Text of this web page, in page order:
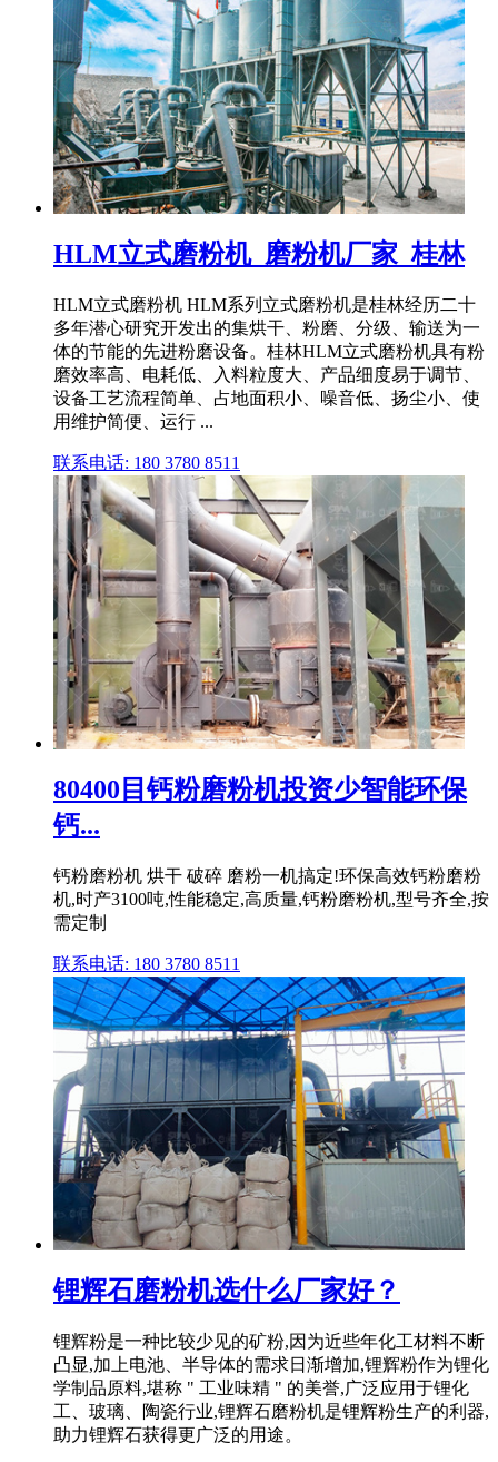
HLM立式磨粉机_磨粉机厂家_桂林
HLM立式磨粉机 HLM系列立式磨粉机是桂林经历二十
多年潜心研究开发出的集烘干、粉磨、分级、输送为一
体的节能的先进粉磨设备。桂林HLM立式磨粉机具有粉
磨效率高、电耗低、入料粒度大、产品细度易于调节、
设备工艺流程简单、占地面积小、噪音低、扬尘小、使
用维护简便、运行 ...
联系电话: 180 3780 8511
80400目钙粉磨粉机投资少智能环保
钙...
钙粉磨粉机 烘干 破碎 磨粉一机搞定!环保高效钙粉磨粉
机,时产3100吨,性能稳定,高质量,钙粉磨粉机,型号齐全,按
需定制
联系电话: 180 3780 8511
锂辉石磨粉机选什么厂家好？
锂辉粉是一种比较少见的矿粉,因为近些年化工材料不断
凸显,加上电池、半导体的需求日渐增加,锂辉粉作为锂化
学制品原料,堪称 " 工业味精 " 的美誉,广泛应用于锂化
工、玻璃、陶瓷行业,锂辉石磨粉机是锂辉粉生产的利器,
助力锂辉石获得更广泛的用途。